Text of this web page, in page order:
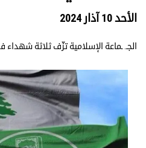
الأحد 10 آذار 2024
الجـ. ـماعة الإسلامية تزّف ثلاثة